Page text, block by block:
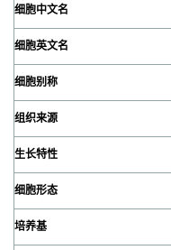
细胞中文名
细胞英文名
细胞别称
组织来源
生长特性
细胞形态
培养基